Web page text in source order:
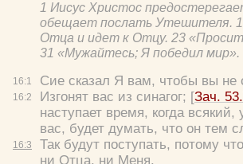
16:1
16:2
16:3
1 Иисус Христос
обещает послать Утешителя.
Отца и идет к Отцу. 23
31 «Мужайтесь; Я победил мир».
Сие сказал Я вам, чтобы вы не
Изгонят вас из синагог; [Зач. 53.
наступает время, когда
вас, будет думать, что он тем
Так будут поступать, потому
ни Отца, ни Меня.
Цвет: